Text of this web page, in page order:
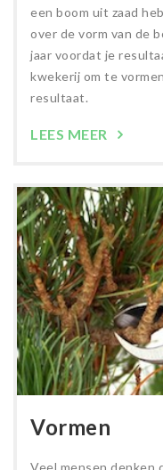
een boom uit zaad
over de vorm van de
jaar voordat je
kwekerij om te
resultaat.
LEES MEER
Vormen